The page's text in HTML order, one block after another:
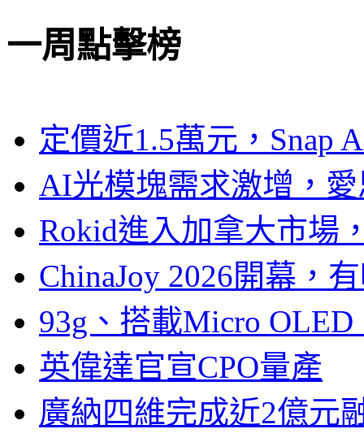
一周點擊榜
定價近1.5萬元，Snap
AI光模塊需求激增，
Rokid進入加拿大市場
ChinaJoy 2026開幕，
93g、搭載Micro
英偉達官宣CPO量產
廣納四維完成近2億元